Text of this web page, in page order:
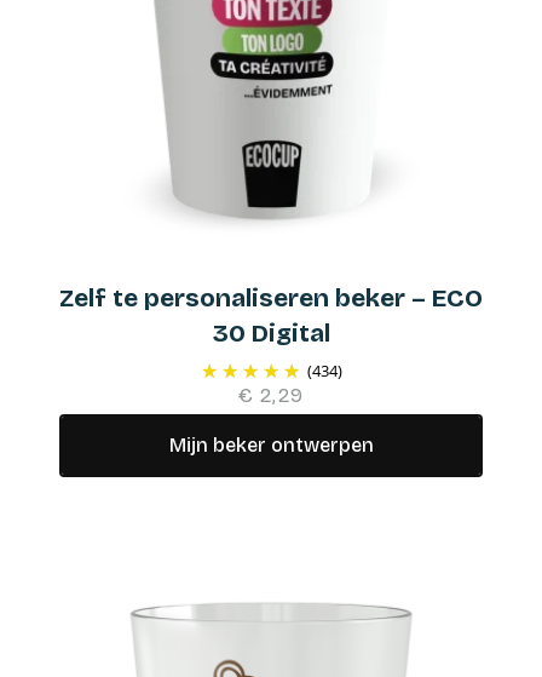
Zelf te personaliseren beker – ECO
30 Digital
(434)
€ 2,29
Mijn beker ontwerpen